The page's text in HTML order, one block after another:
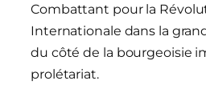
Combattant pour la
Internationale dans la
du côté de la bourgeoisie
prolétariat.